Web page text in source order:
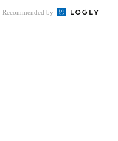
Recommended by